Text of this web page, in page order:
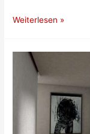
Schichtsystem
Beheizbare
Weiterlesen »